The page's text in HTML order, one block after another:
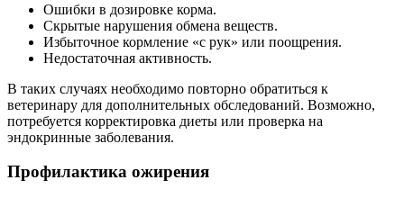
Ошибки в дозировке корма.
Скрытые нарушения обмена веществ.
Избыточное кормление «с рук» или поощрения.
Недостаточная активность.
В таких случаях необходимо повторно обратиться к
ветеринару для дополнительных обследований. Возможно,
потребуется корректировка диеты или проверка на
эндокринные заболевания.
Профилактика ожирения